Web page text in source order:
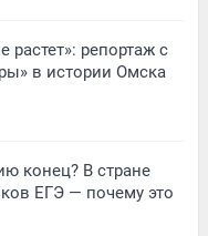
растет»: репортаж с
в истории Омска
конец? В стране
ЕГЭ — почему это